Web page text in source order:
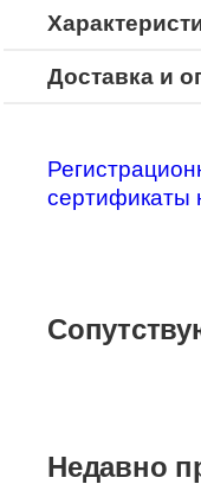
Доставка и
сертификаты
Недавно